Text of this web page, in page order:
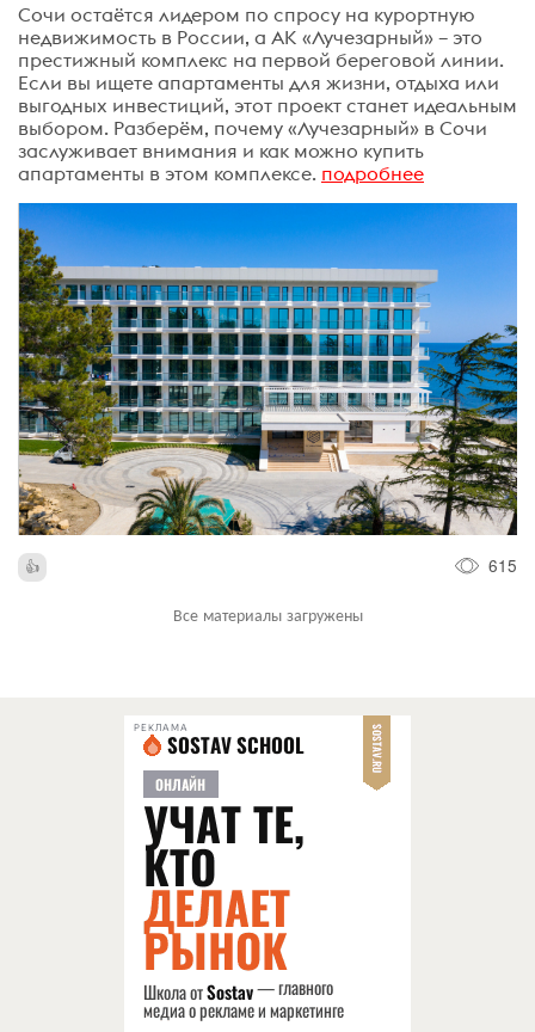
Сочи остаётся лидером по спросу на курортную
недвижимость в России, а АК «Лучезарный» – это
престижный комплекс на первой береговой линии.
Если вы ищете апартаменты для жизни, отдыха или
выгодных инвестиций, этот проект станет идеальным
выбором. Разберём, почему «Лучезарный» в Сочи
заслуживает внимания и как можно купить
апартаменты в этом комплексе. подробнее
615
Все материалы загружены
РЕКЛАМА